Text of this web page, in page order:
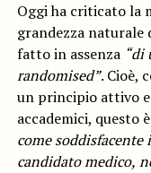
Oggi ha criticato la
grandezza naturale
fatto in assenza “di
randomised”. Cioè,
un principio attivo
accademici, questo
come soddisfacente
candidatomedico,